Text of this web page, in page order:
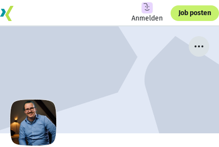
Anmelden
Job posten